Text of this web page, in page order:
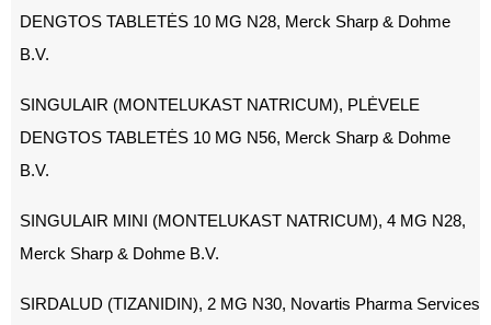
DENGTOS TABLETĖS 10 MG N28, Merck Sharp & Dohme
B.V.
SINGULAIR (MONTELUKAST NATRICUM), PLĖVELE
DENGTOS TABLETĖS 10 MG N56, Merck Sharp & Dohme
B.V.
SINGULAIR MINI (MONTELUKAST NATRICUM), 4 MG N28,
Merck Sharp & Dohme B.V.
SIRDALUD (TIZANIDIN), 2 MG N30, Novartis Pharma Services